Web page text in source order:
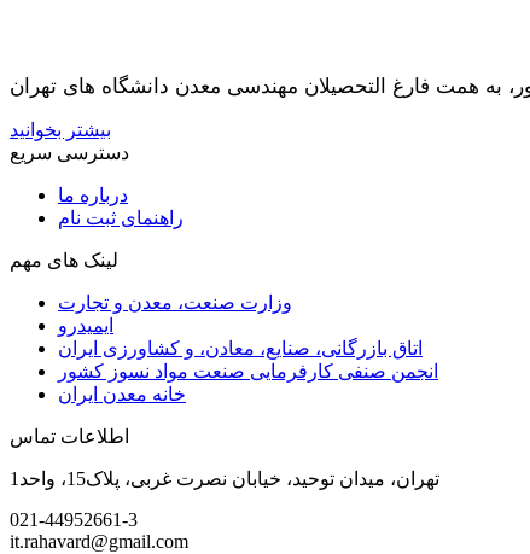
بیشتر بخوانید
دسترسی سریع
درباره ما
راهنمای ثبت نام
لینک های مهم
وزارت صنعت، معدن و تجارت
ایمیدرو
اتاق بازرگانی، صنایع، معادن، و کشاورزی ایران
انجمن صنفی کارفرمایی صنعت مواد نسوز کشور
خانه معدن ایران
اطلاعات تماس
تهران، میدان توحید، خیابان نصرت غربی، پلاک15، واحد1
021-44952661-3
it.rahavard@gmail.com